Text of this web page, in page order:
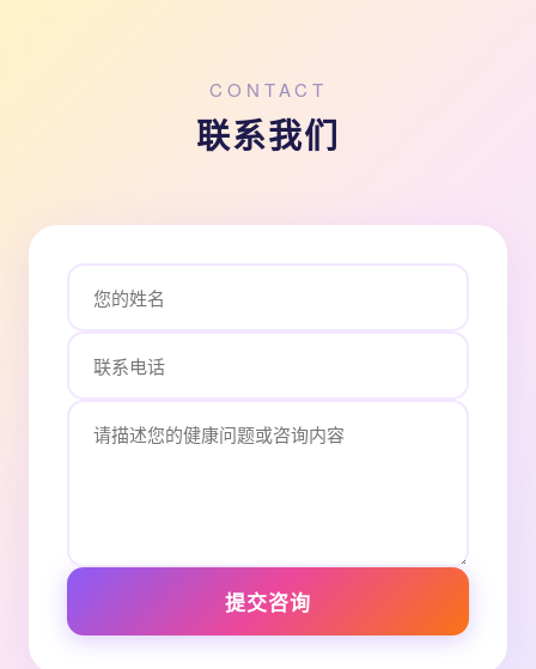
CONTACT
联系我们
提交咨询